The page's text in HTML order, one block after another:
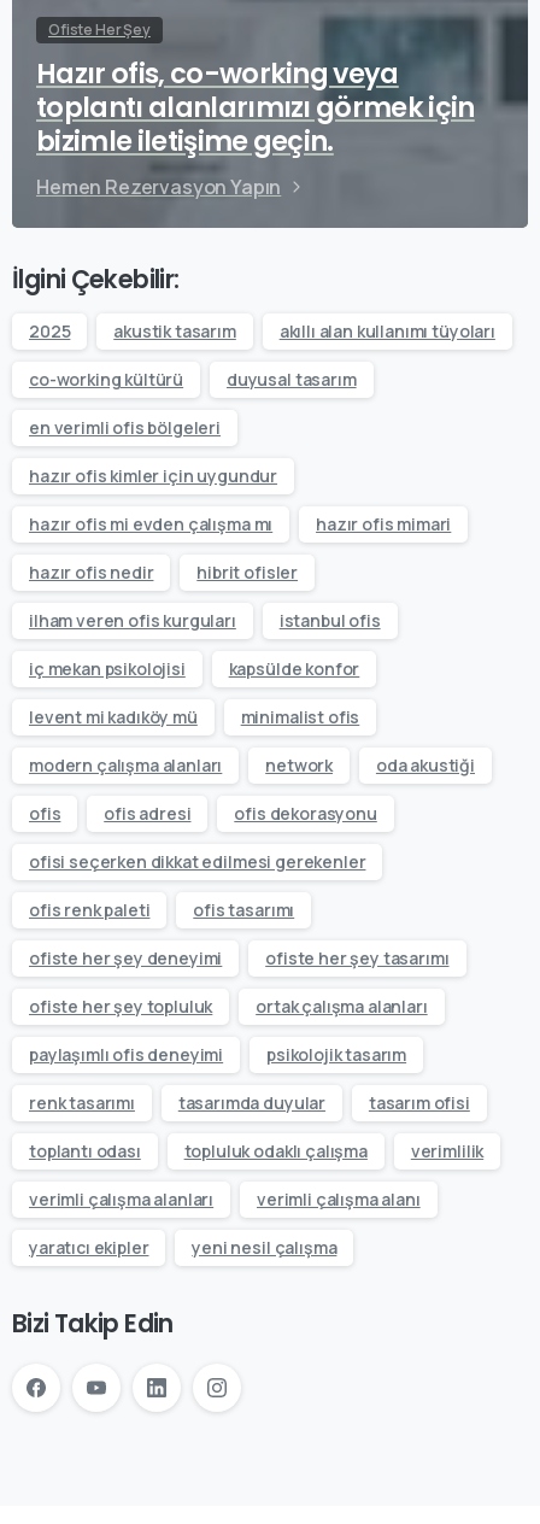
Ofiste Her Şey
Hazır ofis, co-working veya
toplantı alanlarımızı görmek için
bizimle iletişime geçin.
Hemen Rezervasyon Yapın
İlgini Çekebilir:
2025 akustik tasarım akıllı alan kullanımı tüyoları
co-working kültürü duyusal tasarım
en verimli ofis bölgeleri
hazır ofis kimler için uygundur
hazır ofis mi evden çalışma mı hazır ofis mimari
hazır ofis nedir hibrit ofisler
ilham veren ofis kurguları istanbul ofis
iç mekan psikolojisi kapsülde konfor
levent mi kadıköy mü minimalist ofis
modern çalışma alanları network oda akustiği
ofis ofis adresi ofis dekorasyonu
ofisi seçerken dikkat edilmesi gerekenler
ofis renk paleti ofis tasarımı
ofiste her şey deneyimi ofiste her şey tasarımı
ofiste her şey topluluk ortak çalışma alanları
paylaşımlı ofis deneyimi psikolojik tasarım
renk tasarımı tasarımda duyular tasarım ofisi
toplantı odası topluluk odaklı çalışma verimlilik
verimli çalışma alanları verimli çalışma alanı
yaratıcı ekipler yeni nesil çalışma
Bizi Takip Edin